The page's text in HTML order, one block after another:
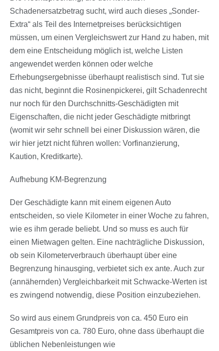
Schadenersatzbetrag sucht, wird auch dieses „Sonder-
Extra“ als Teil des Internetpreises berücksichtigen
müssen, um einen Vergleichswert zur Hand zu haben, mit
dem eine Entscheidung möglich ist, welche Listen
angewendet werden können oder welche
Erhebungsergebnisse überhaupt realistisch sind. Tut sie
das nicht, beginnt die Rosinenpickerei, gilt Schadenrecht
nur noch für den Durchschnitts-Geschädigten mit
Eigenschaften, die nicht jeder Geschädigte mitbringt
(womit wir sehr schnell bei einer Diskussion wären, die
wir hier jetzt nicht führen wollen: Vorfinanzierung,
Kaution, Kreditkarte).
Aufhebung KM-Begrenzung
Der Geschädigte kann mit einem eigenen Auto
entscheiden, so viele Kilometer in einer Woche zu fahren,
wie es ihm gerade beliebt. Und so muss es auch für
einen Mietwagen gelten. Eine nachträgliche Diskussion,
ob sein Kilometerverbrauch überhaupt über eine
Begrenzung hinausging, verbietet sich ex ante. Auch zur
(annähernden) Vergleichbarkeit mit Schwacke-Werten ist
es zwingend notwendig, diese Position einzubeziehen.
So wird aus einem Grundpreis von ca. 450 Euro ein
Gesamtpreis von ca. 780 Euro, ohne dass überhaupt die
üblichen Nebenleistungen wie